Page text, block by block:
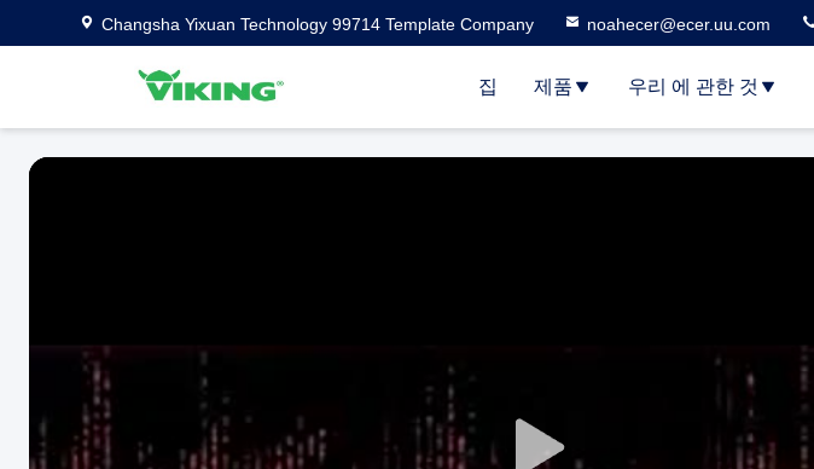
Changsha Yixuan Technology 99714 Template Company noahecer@ecer.uu.com
집 제품 우리 에 관한 것